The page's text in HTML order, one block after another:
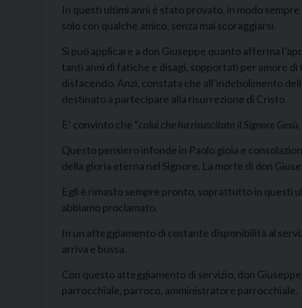
In questi ultimi anni è stato provato, in modo
solo con qualche amico, senza mai scoraggiarsi.
Si può applicare a don Giuseppe quanto afferma
tanti anni di fatiche e disagi, sopportati per amore di
disfacendo. Anzi, constata che all’indebolimento
destinato a partecipare alla risurrezione di Cristo.
E’ convinto che “colui che ha risuscitato il Signore
Questo pensiero infonde in Paolo gioia e
della gloria eterna nel Signore. La morte di don
Egli è rimasto sempre pronto, soprattutto in questi
abbiamo proclamato.
In un atteggiamento di costante disponibilità al
arriva e bussa.
Con questo atteggiamento di servizio, don
parrocchiale, parroco, amministratore parrocchiale.